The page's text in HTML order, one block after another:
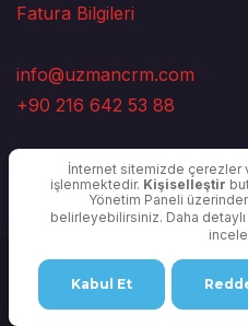
Fatura Bilgileri
info@uzmancrm.com
+90 216 642 53 88
Copyright © 2025
İnternet sitemizde çerezler
işlenmektedir. Kişiselleştir
Yönetim Paneli
belirleyebilirsiniz. Daha
Kabul Et